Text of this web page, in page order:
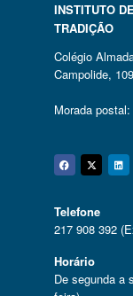
INSTITUTO
TRADIÇÃO
Colégio
Campolide,
Morada
Telefone
217 908 392
Horário
De segunda a